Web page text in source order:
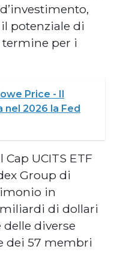
potenziale di
termine per i
Price - Il
2026 la Fed
UCITS ETF
Group di
in
di dollari
delle diverse
dei 57 membri